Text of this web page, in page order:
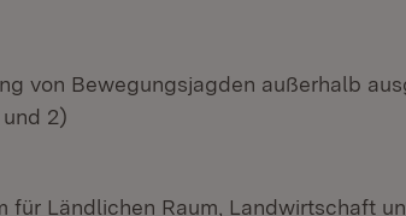
von Bewegungsjagden außerhalb
und 2)
für Ländlichen Raum, Landwirtschaft